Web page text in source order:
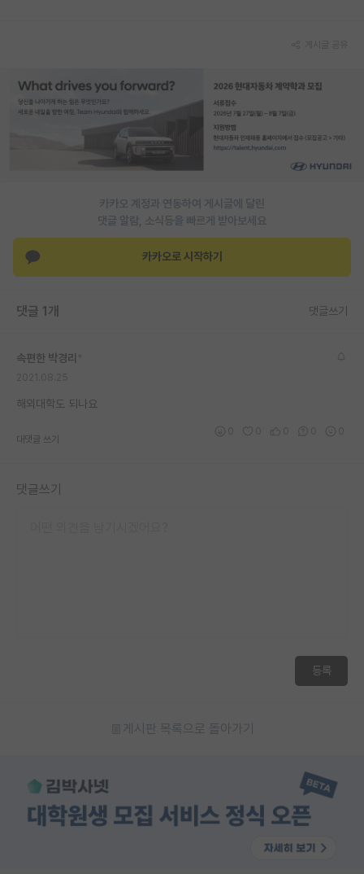
카카오 계정과 연동하여 게시글에 달린
댓글 알람, 소식등을 빠르게 받아보세요
카카오로 시작하기
댓글 1개 댓글쓰기
속편한 박경리
해외대학도 되나요
대댓글 쓰기
댓글쓰기
등록
게시판 목록으로 돌아가기